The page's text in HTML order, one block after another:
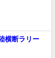
横断ラリー